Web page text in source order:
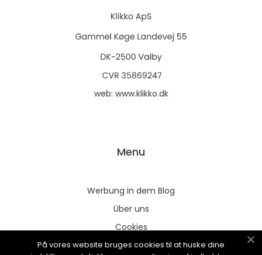
web: www.klikko.dk
Menu
Werbung in dem Blog
Über uns
Cookies
Kontaktiere uns
På vores website bruges cookies til at huske dine